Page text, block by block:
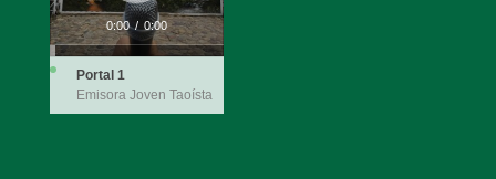
0:00 / 0:00
Portal 1
Emisora Joven Taoísta